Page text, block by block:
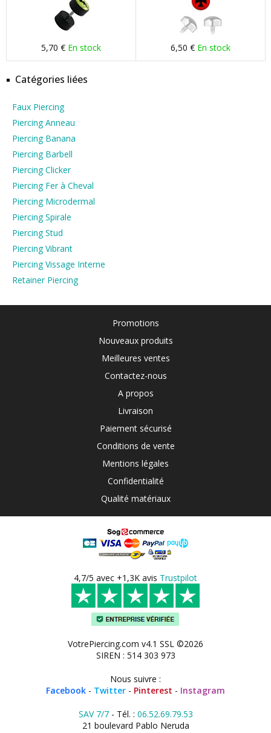
5,70 € En stock 6,50 € En stock
Catégories liées
Faux Piercing
Piercing Anneau
Piercing Banana
Piercing Barbell
Piercing Clicker
Piercing Fer à Cheval
Piercing Microdermal
Piercing Spirale
Piercing Stud
Piercing Vibrant
Piercing Vissage Interne
Retainer Piercing
Promotions
Nouveaux produits
Meilleures ventes
Contactez-nous
A propos
Livraison
Paiement sécurisé
Conditions de vente
Mentions légales
Confidentialité
Qualité matériaux
4,7/5 avec +1,3K avis Trustpilot
VotrePiercing.com v4.1 SSL ©2026
SIREN : 514 303 973
Nous suivre :
Facebook - Twitter - Pinterest - Instagram
SAV 7/7- Tél. : 06.52.69.79.53
21 boulevard Pablo Neruda